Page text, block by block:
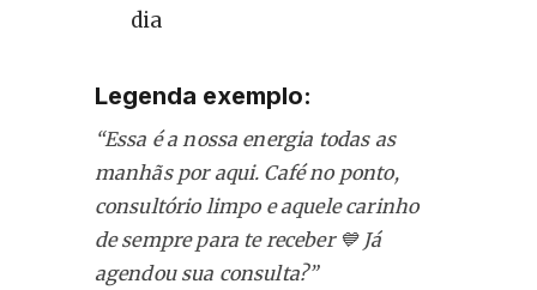
dia
Legenda exemplo:
“Essa é a nossa energia todas as
manhãs por aqui. Café no ponto,
consultório limpo e aquele carinho
de sempre para te receber 💙 Já
agendou sua consulta?”